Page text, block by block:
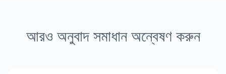
আরও অনুবাদ সমাধান অন্বেষণ করুন